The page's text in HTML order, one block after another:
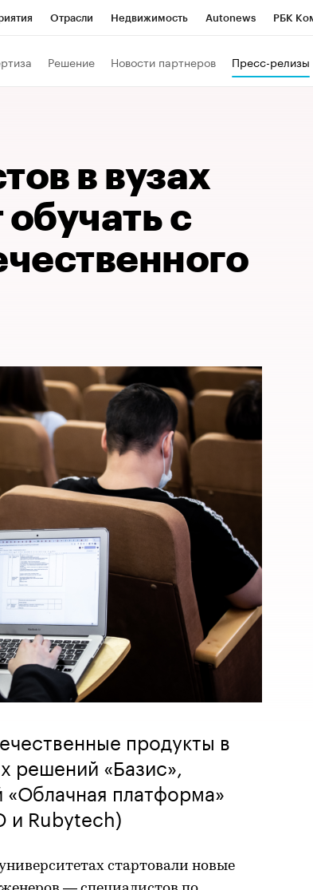
Отрасли Недвижимость Autonews РБК
Решение Новости партнеров Пресс-релизы
в вузах
обучать с
продукты в
решений «Базис»,
платформа»
и Rubytech)
стартовали новые